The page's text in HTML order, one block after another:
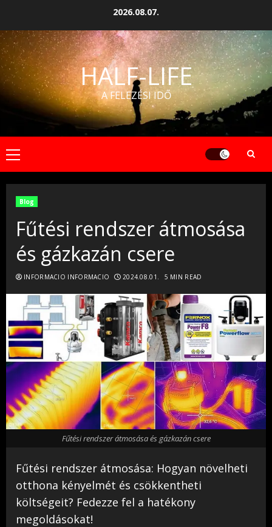
content
2026.08.07.
HALF-LIFE
A FELEZÉSI IDŐ
Primary
Menu
Blog
Fűtési rendszer átmosása
és gázkazán csere
INFORMACIO INFORMACIO 2024.08.01. 5 MIN READ
Fűtési rendszer átmosása és gázkazán csere
Fűtési rendszer átmosása: Hogyan növelheti
otthona kényelmét és csökkentheti
költségeit? Fedezze fel a hatékony
megoldásokat!